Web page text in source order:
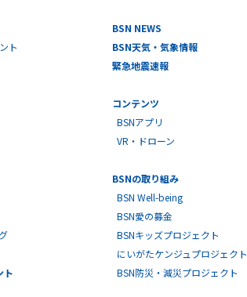
ト
ト
BSN NEWS
BSN天気・気象情報
緊急地震速報
コンテンツ
BSNアプリ
VR・ドローン
BSNの取り組み
BSN Well-being
BSN愛の募金
BSNキッズプロジェクト
にいがたケンジュプロジェクト
BSN防災・減災プロジェクト